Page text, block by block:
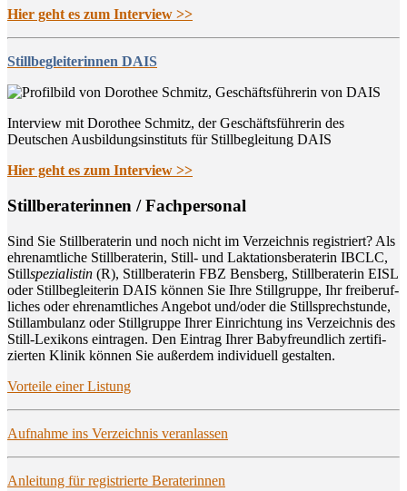
Hier geht es zum Interview >>
Stillbegleiterinnen DAIS
Interview mit Dorothee Schmitz, der Geschäftsführerin des
Deutschen Ausbildungsinstituts für Stillbegleitung DAIS
Hier geht es zum Interview >>
Still­be­ra­te­rin­nen / Fachpersonal
Sind Sie Still­be­ra­te­rin und noch nicht im Ver­zeich­nis regis­triert? Als
ehren­amt­li­che Still­be­ra­te­rin, Still- und Lak­ta­ti­ons­be­ra­te­rin IBCLC,
Stillspe­zia­lis­tin (R), Still­be­ra­te­rin FBZ Bens­berg, Still­be­ra­te­rin EISL
oder Still­be­glei­te­rin DAIS kön­nen Sie Ihre Still­grup­pe, Ihr frei­be­ruf­
li­ches oder ehren­amt­li­ches Ange­bot und/oder die Still­sprech­stun­de,
Still­am­bu­lanz oder Still­grup­pe Ihrer Ein­rich­tung ins Ver­zeich­nis des
Still-Lexi­kons ein­tra­gen. Den Ein­trag Ihrer Baby­freund­lich zer­ti­fi­
zier­ten Kli­nik kön­nen Sie außer­dem indi­vi­du­ell gestalten.
Vor­tei­le einer Listung
Auf­nah­me ins Ver­zeich­nis veranlassen
Anlei­tung für regis­trier­te Beraterinnen